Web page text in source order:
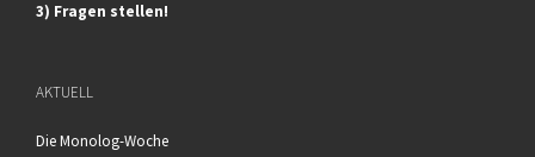
3) Fragen stellen!
AKTUELL
Die Monolog-Woche